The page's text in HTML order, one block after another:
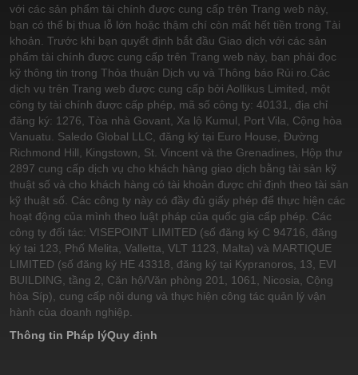
với các sản phẩm tài chính được cung cấp trên Trang web này,
bạn có thể bị thua lỗ lớn hoặc thậm chí còn mất hết tiền trong Tài
khoản. Trước khi bạn quyết định bắt đầu Giao dịch với các sản
phẩm tài chính được cung cấp trên Trang web này, bạn phải đọc
kỹ thông tin trong Thỏa thuận Dịch vụ và Thông báo Rủi ro. Các
dịch vụ trên Trang web được cung cấp bởi Aollikus Limited, một
công ty tài chính được cấp phép, mã số công ty: 40131, địa chỉ
đăng ký: 1276, Tòa nhà Govant, Xa lộ Kumul, Port Vila, Cộng hòa
Vanuatu. Saledo Global LLC, đăng ký tại Euro House, Đường
Richmond Hill, Kingstown, St. Vincent và the Grenadines, Hộp thư
2897 cung cấp dịch vụ cho khách hàng giao dịch bằng tài sản kỹ
thuật số và cho khách hàng có tài khoản được chỉ định theo tài sản
kỹ thuật số. Các công ty này có đầy đủ giấy phép để thực hiện các
hoạt động của mình theo luật pháp của quốc gia cấp phép. Các
công ty đối tác: VISEPOINT LIMITED (số đăng ký C 94716, đăng
ký tại 123, Phố Melita, Valletta, VLT 1123, Malta) và MARTIQUE
LIMITED (số đăng ký HE 43318, đăng ký tại Kypranoros, 13, EVI
BUILDING, tầng 2, Căn hộ/Văn phòng 201, 1061, Nicosia, Cộng
hòa Síp), cung cấp nội dung và thực hiện công tác quản lý vận
hành của doanh nghiệp.
Thông tin Pháp lýQuy định